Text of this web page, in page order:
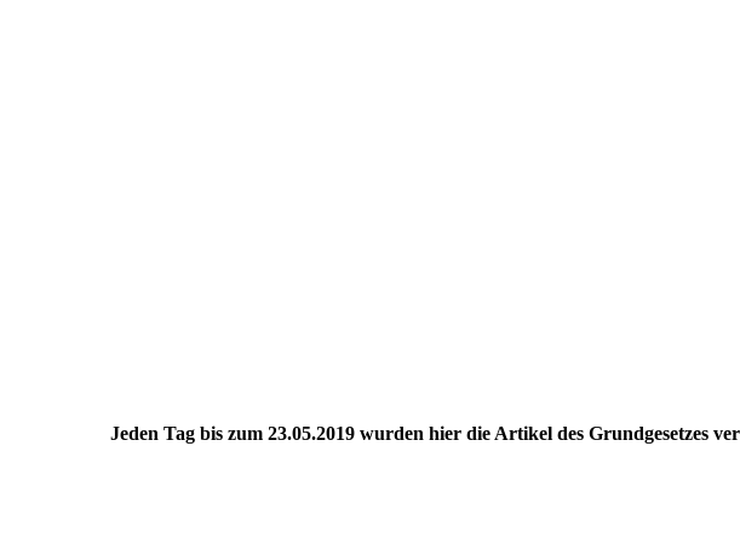
Jeden Tag bis zum 23.05.2019 wurden hier die Artikel des Grundgesetzes